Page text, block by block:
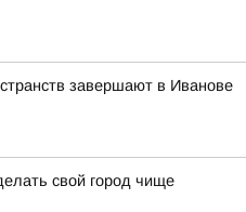
завершают в Иванове
свой город чище